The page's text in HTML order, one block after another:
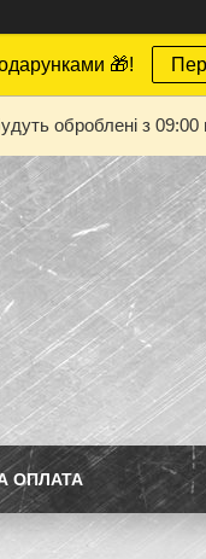
🎁!
оброблені з 09:00
ОПЛАТА